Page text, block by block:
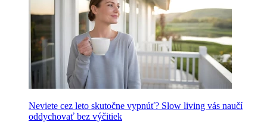
Neviete cez leto skutočne vypnúť? Slow living vás naučí
oddychovať bez výčitiek